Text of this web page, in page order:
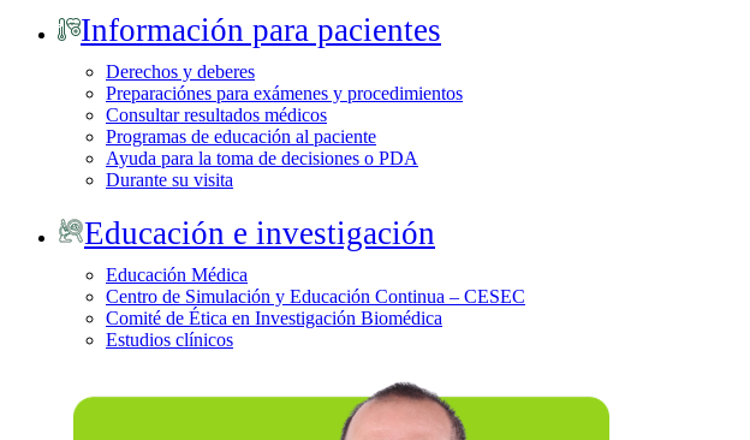
Información para pacientes
Derechos y deberes
Preparaciónes para exámenes y procedimientos
Consultar resultados médicos
Programas de educación al paciente
Ayuda para la toma de decisiones o PDA
Durante su visita
Educación e investigación
Educación Médica
Centro de Simulación y Educación Continua – CESEC
Comité de Ética en Investigación Biomédica
Estudios clínicos